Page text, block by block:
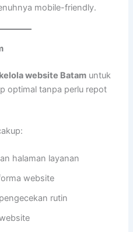
mobile-friendly.
website Batam untuk
optimal tanpa perlu repot
halaman layanan
website
rutin